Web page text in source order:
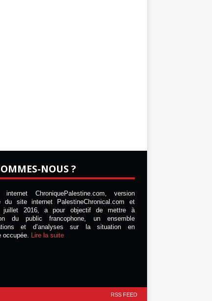
NOUS ?
ChroniquePalestine.com, version
du site internet PalestineChronical.com et
juillet 2016, a pour objectif de mettre à
du public francophone, un ensemble
et d’analyses sur la situation en
occupée. Lire la suite
RSS FEED